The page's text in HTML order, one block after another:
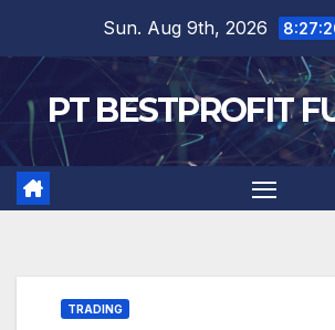
content
Sun. Aug 9th, 2026
PT BESTPROFIT
TRADING